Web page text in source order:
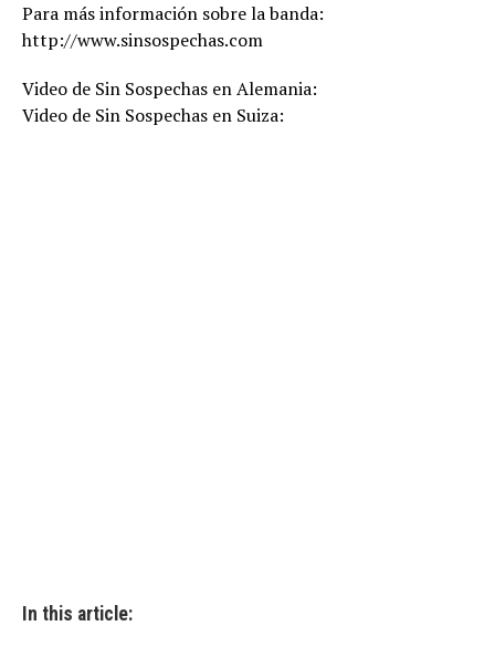
Para más información sobre la banda:
http://www.sinsospechas.com
Video de Sin Sospechas en Alemania:
Video de Sin Sospechas en Suiza:
In this article: